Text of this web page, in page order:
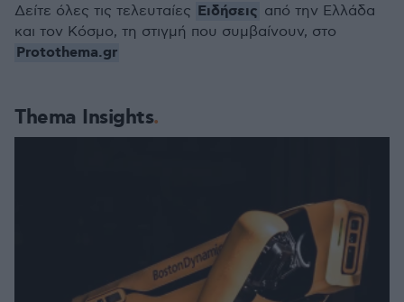
Thema Insights
Δείτε όλες τις τελευταίες Ειδήσεις από την Ελλάδα
και τον Κόσμο, τη στιγμή που συμβαίνουν, στο
Protothema.gr